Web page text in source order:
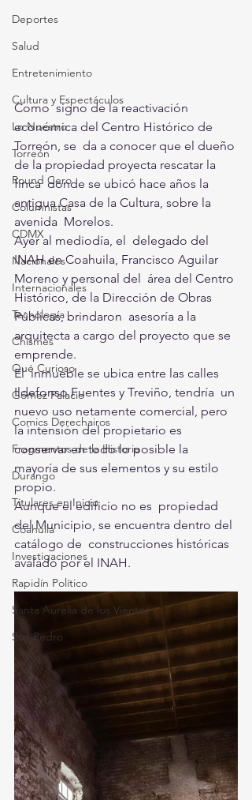
Deportes
Salud
Entretenimiento
Cultura y Espectáculos
Lo Nuestro
Torreón
Round Cero
Columnistas
CDMX
Nacionales
Internacionales
Tecnología
Chismes
Qué Curioso
Gómez Palacio
Comics Derechairos
Fragmentos de la Historia
Durango
Titulares en Inicio
Coahuila
Investigaciones
Rapidín Político
Santa Aurelia de los Vientos
San Pedro
Como  signo de la reactivación
económica del Centro Histórico de
Torreón, se  da a conocer que el dueño
de la propiedad proyecta rescatar la
finca  donde se ubicó hace años la
antigua Casa de la Cultura, sobre la
avenida  Morelos.
Ayer al mediodía, el  delegado del
INAH en Coahuila, Francisco Aguilar
Moreno y personal del  área del Centro
Histórico, de la Dirección de Obras
Públicas, brindaron  asesoría a la
arquitecta a cargo del proyecto que se
emprende.
El  inmueble se ubica entre las calles
Ildefonso Fuentes y Treviño, tendría  un
nuevo uso netamente comercial, pero
la intensión del propietario es
conservar en todo lo posible la
mayoría de sus elementos y su estilo
propio.
Aunque el edificio no es  propiedad
del Municipio, se encuentra dentro del
catálogo de  construcciones históricas
avalado por el INAH.